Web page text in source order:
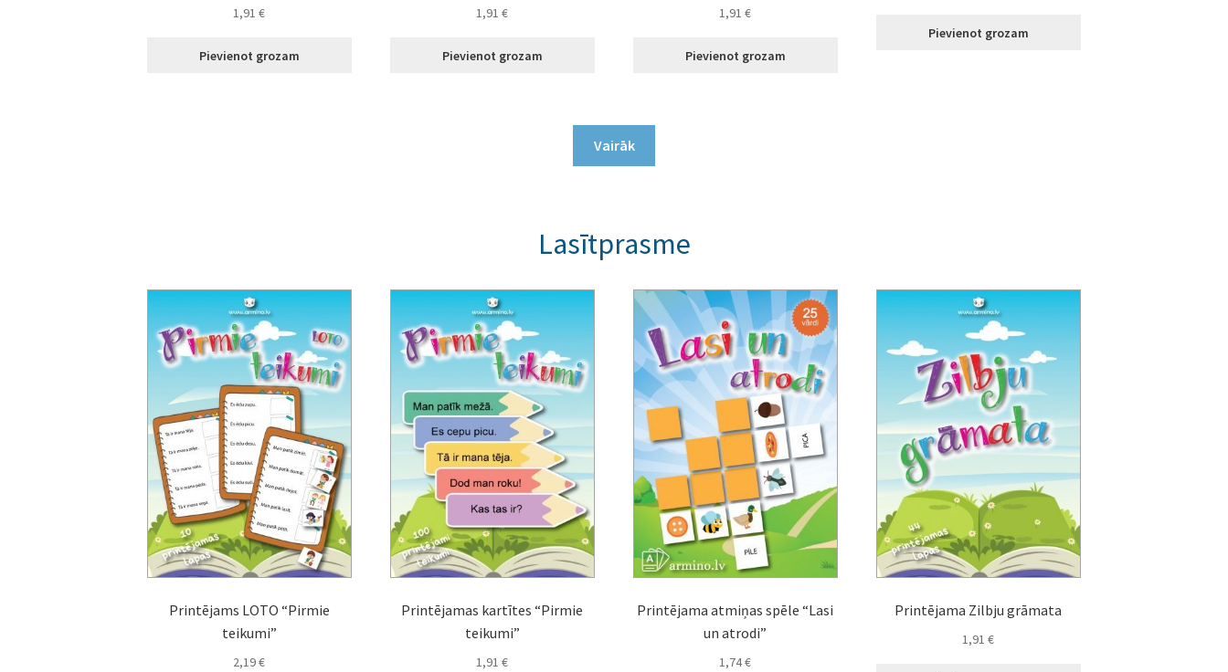
1,91€
Pievienot grozam
1,91€
Pievienot grozam
1,91€
Pievienot grozam
Pievienot grozam
Vairāk
Lasītprasme
Printējams LOTO “Pirmie
teikumi”
2,19€
Printējamas kartītes “Pirmie
teikumi”
1,91€
Printējama atmiņas spēle “Lasi
un atrodi”
1,74€
Printējama Zilbju grāmata
1,91€